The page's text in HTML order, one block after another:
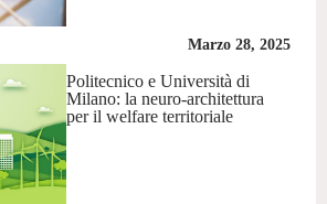
Marzo 28, 2025
Politecnico e Università di
Milano: la neuro-architettura
per il welfare territoriale